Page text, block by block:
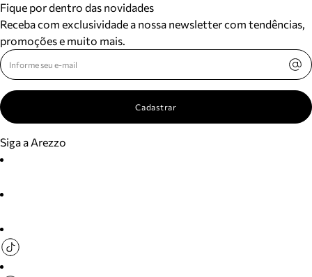
Fique por dentro das novidades
Receba com exclusividade a nossa newsletter com tendências,
promoções e muito mais.
Cadastrar
Siga a Arezzo